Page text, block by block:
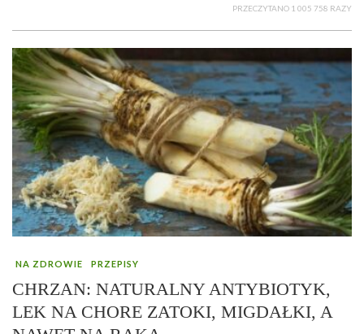
PRZECZYTANO 1 005 758 RAZY
NA ZDROWIE PRZEPISY
CHRZAN: NATURALNY ANTYBIOTYK,
LEK NA CHORE ZATOKI, MIGDAŁKI, A